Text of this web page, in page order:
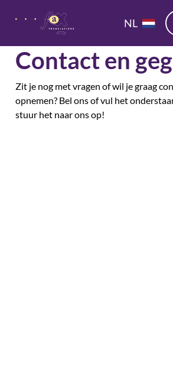
NL
DE
Contact en
Zit je nog met vragen of wil je graag
opnemen? Bel ons of vul het
stuur het naar ons op!